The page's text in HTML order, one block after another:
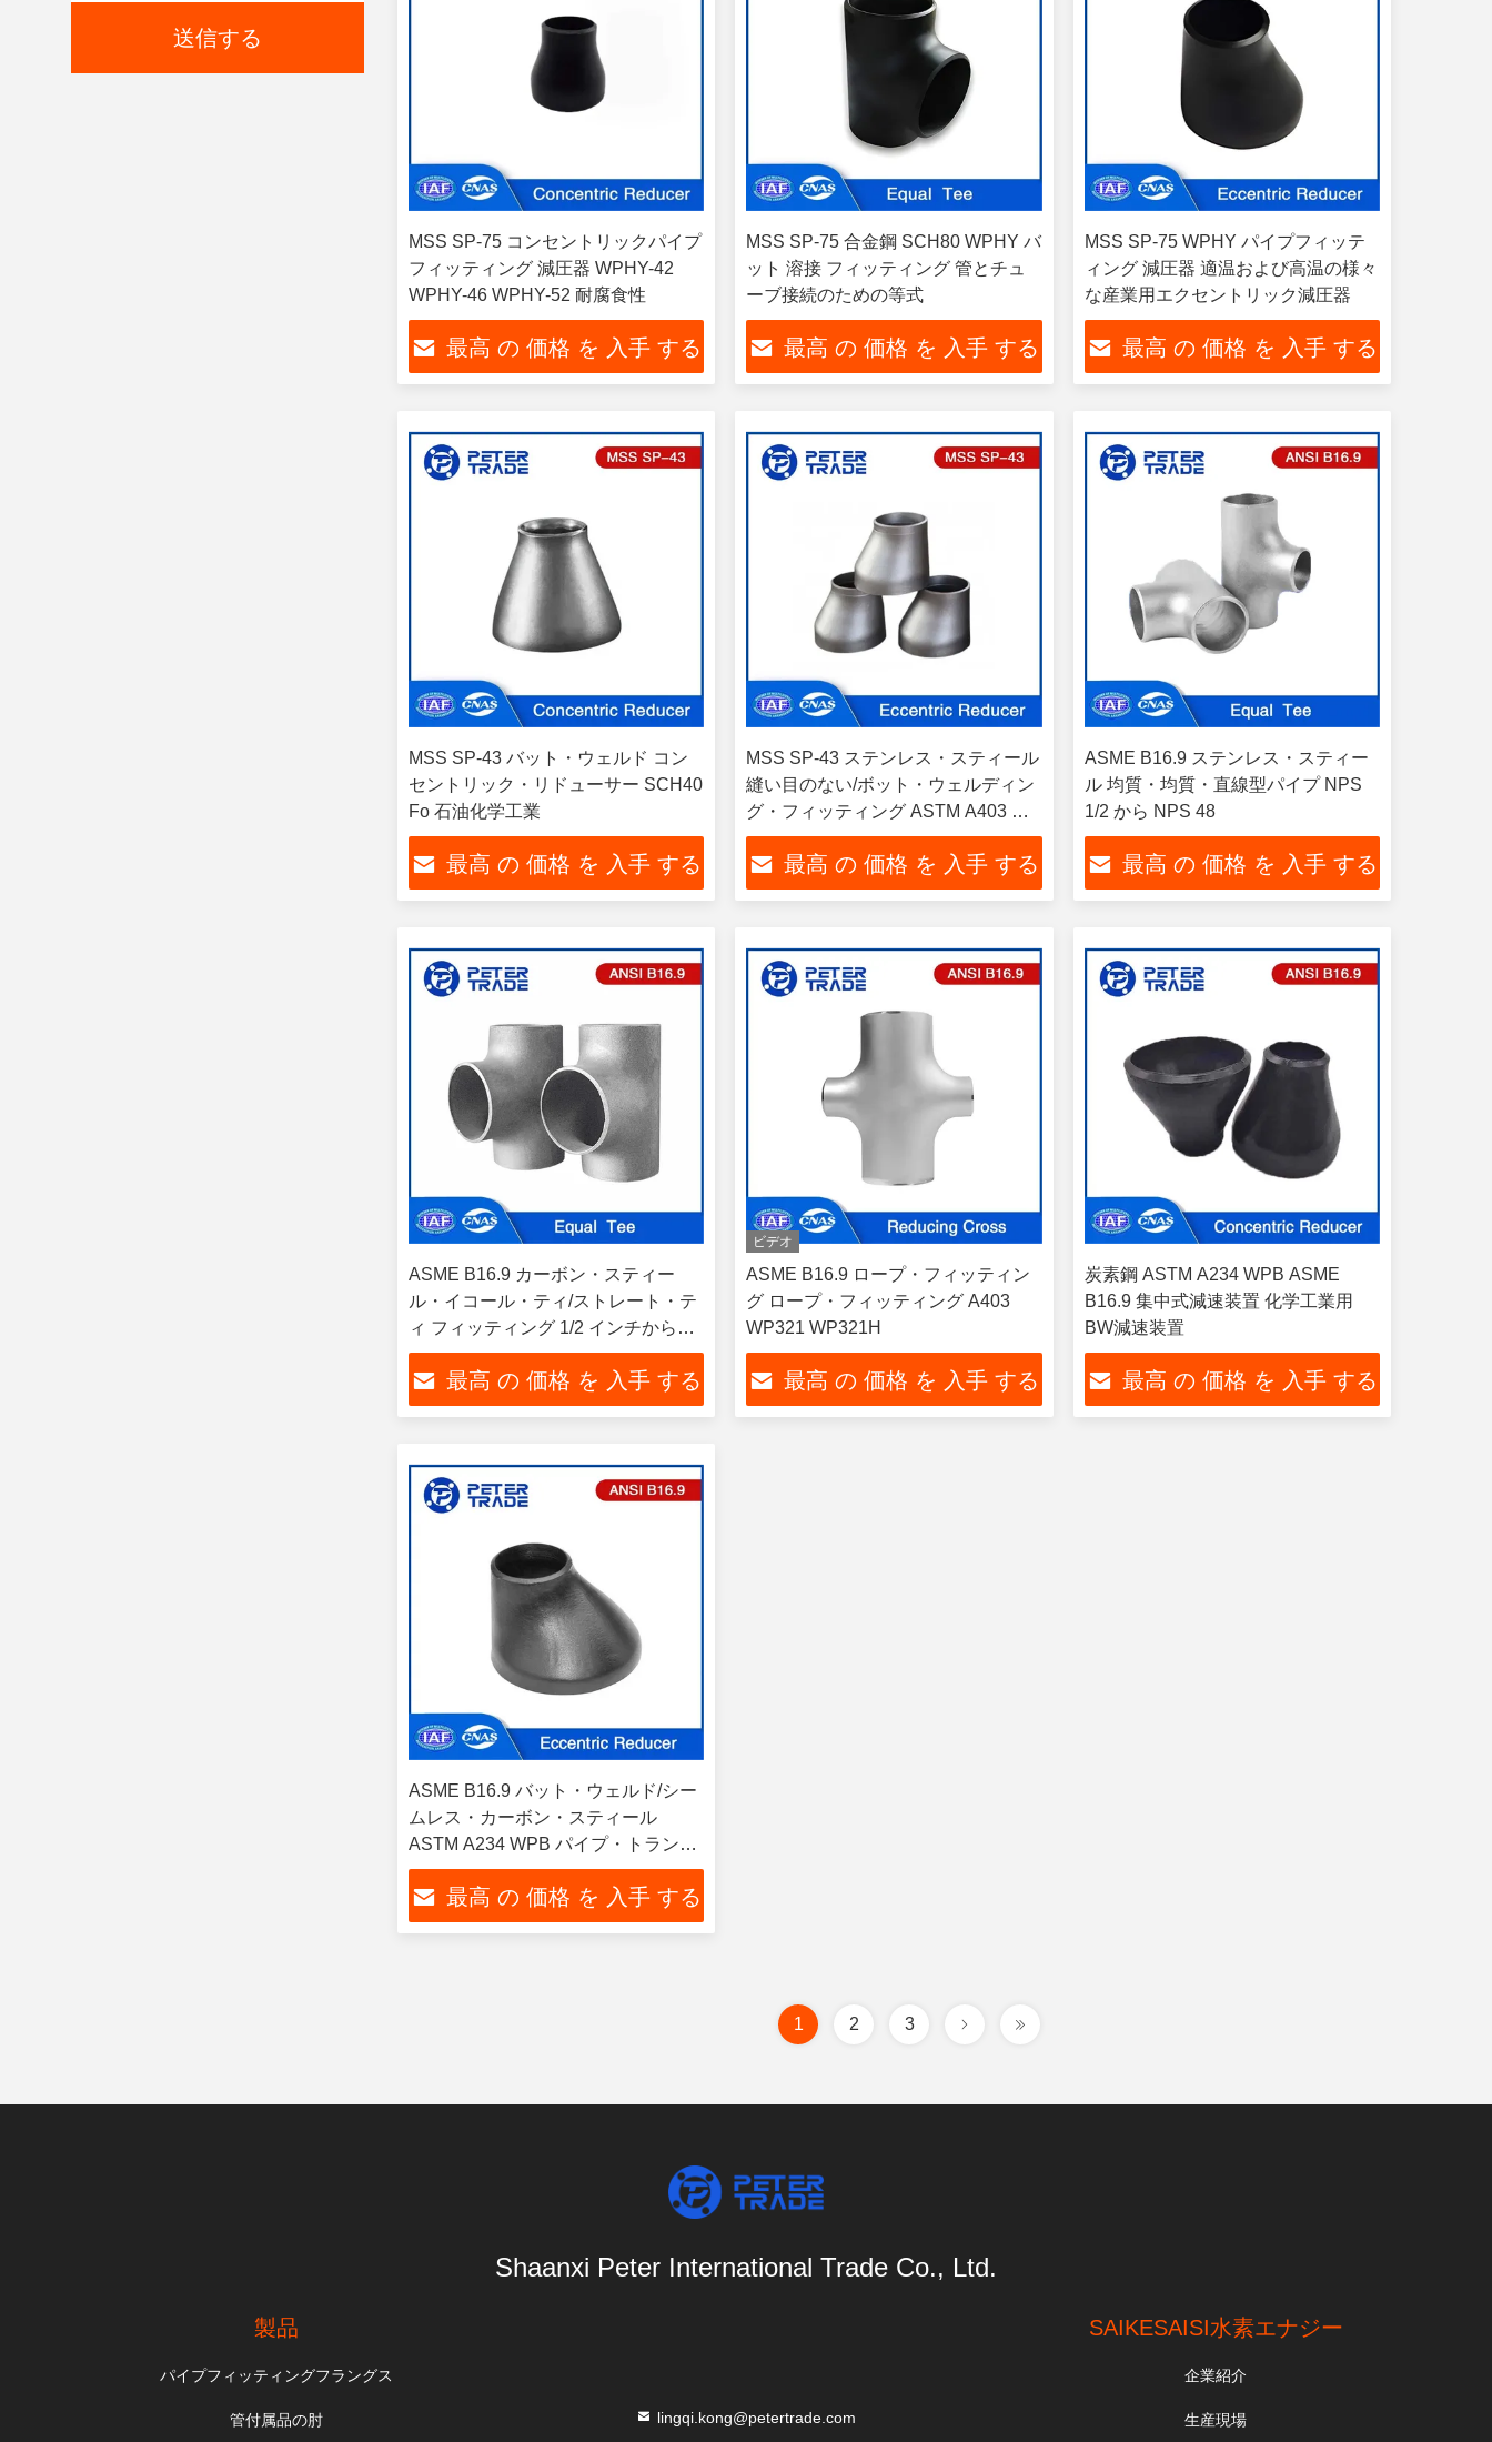
送信する
MSS SP-75 コンセントリックパイプ
フィッティング 減圧器 WPHY-42
WPHY-46 WPHY-52 耐腐食性
最高 の 価格 を 入手 する
MSS SP-75 合金鋼 SCH80 WPHY バ
ット 溶接 フィッティング 管とチュ
ーブ接続のための等式
最高 の 価格 を 入手 する
MSS SP-75 WPHY パイプフィッテ
ィング 減圧器 適温および高温の様々
な産業用エクセントリック減圧器
最高 の 価格 を 入手 する
MSS SP-43 バット・ウェルド コン
セントリック・リドューサー SCH40
Fo 石油化学工業
最高 の 価格 を 入手 する
MSS SP-43 ステンレス・スティール
縫い目のない/ボット・ウェルディン
グ・フィッティング ASTM A403 パ
イプ・トランジション・ソリューシ
ョンのためのエクセントリック・リ
ドューサー
最高 の 価格 を 入手 する
ASME B16.9 ステンレス・スティー
ル 均質・均質・直線型パイプ NPS
1/2 から NPS 48
最高 の 価格 を 入手 する
ASME B16.9 カーボン・スティー
ル・イコール・ティ/ストレート・テ
ィ フィッティング 1/2 インチから48
インチ SCH40 A234 WPB
最高 の 価格 を 入手 する
ビデオ
ASME B16.9 ロープ・フィッティン
グ ロープ・フィッティング A403
WP321 WP321H
最高 の 価格 を 入手 する
炭素鋼 ASTM A234 WPB ASME
B16.9 集中式減速装置 化学工業用
BW減速装置
最高 の 価格 を 入手 する
ASME B16.9 バット・ウェルド/シー
ムレス・カーボン・スティール
ASTM A234 WPB パイプ・トランジ
ション・ソリューションのためのエ
クセントリック・リドクタ
最高 の 価格 を 入手 する
1 2 3
Shaanxi Peter International Trade Co., Ltd.
製品
パイプフィッティングフラングス
管付属品の肘 lingqi.kong@petertrade.com
SAIKESAISI水素エナジー
企業紹介
生産現場